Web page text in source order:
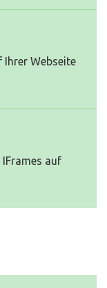
Ihrer Webseite
auf